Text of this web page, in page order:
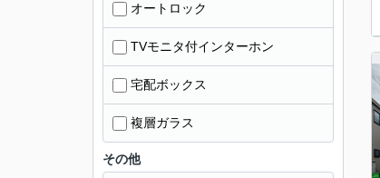
オートロック
TVモニタ付インターホン
宅配ボックス
複層ガラス
その他